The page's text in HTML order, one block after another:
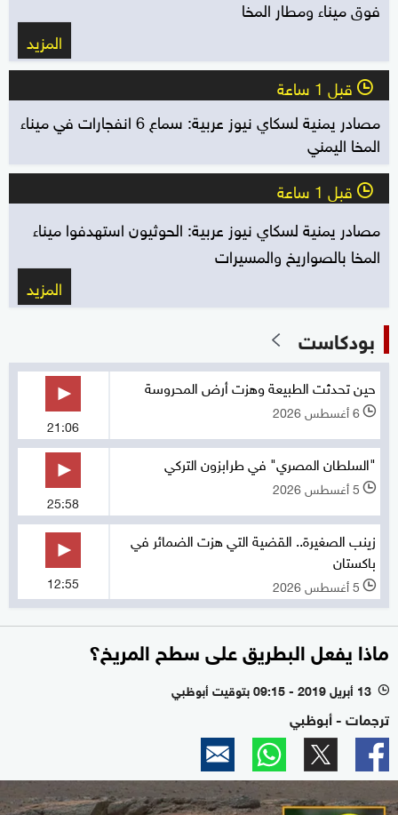
فوق ميناء ومطار المخا
المزيد
l قبل 1 ساعة
مصادر يمنية لسكاي نيوز عربية: سماع 6 انفجارات في ميناء
المخا اليمني
l قبل 1 ساعة
مصادر يمنية لسكاي نيوز عربية: الحوثيون استهدفوا ميناء
المخا بالصواريخ والمسيرات
المزيد
بودكاست
حين تحدثت الطبيعة وهزت أرض المحروسة
l 6 أغسطس 2026
21:06
"السلطان المصري" في طرابزون التركي
l 5 أغسطس 2026
25:58
زينب الصغيرة.. القضية التي هزت الضمائر في
باكستان
l 5 أغسطس 2026 12:55
ماذا يفعل البطريق على سطح المريخ؟
l 13 أبريل 2019 - 09:15 بتوقيت أبوظبي
ترجمات - أبوظبي